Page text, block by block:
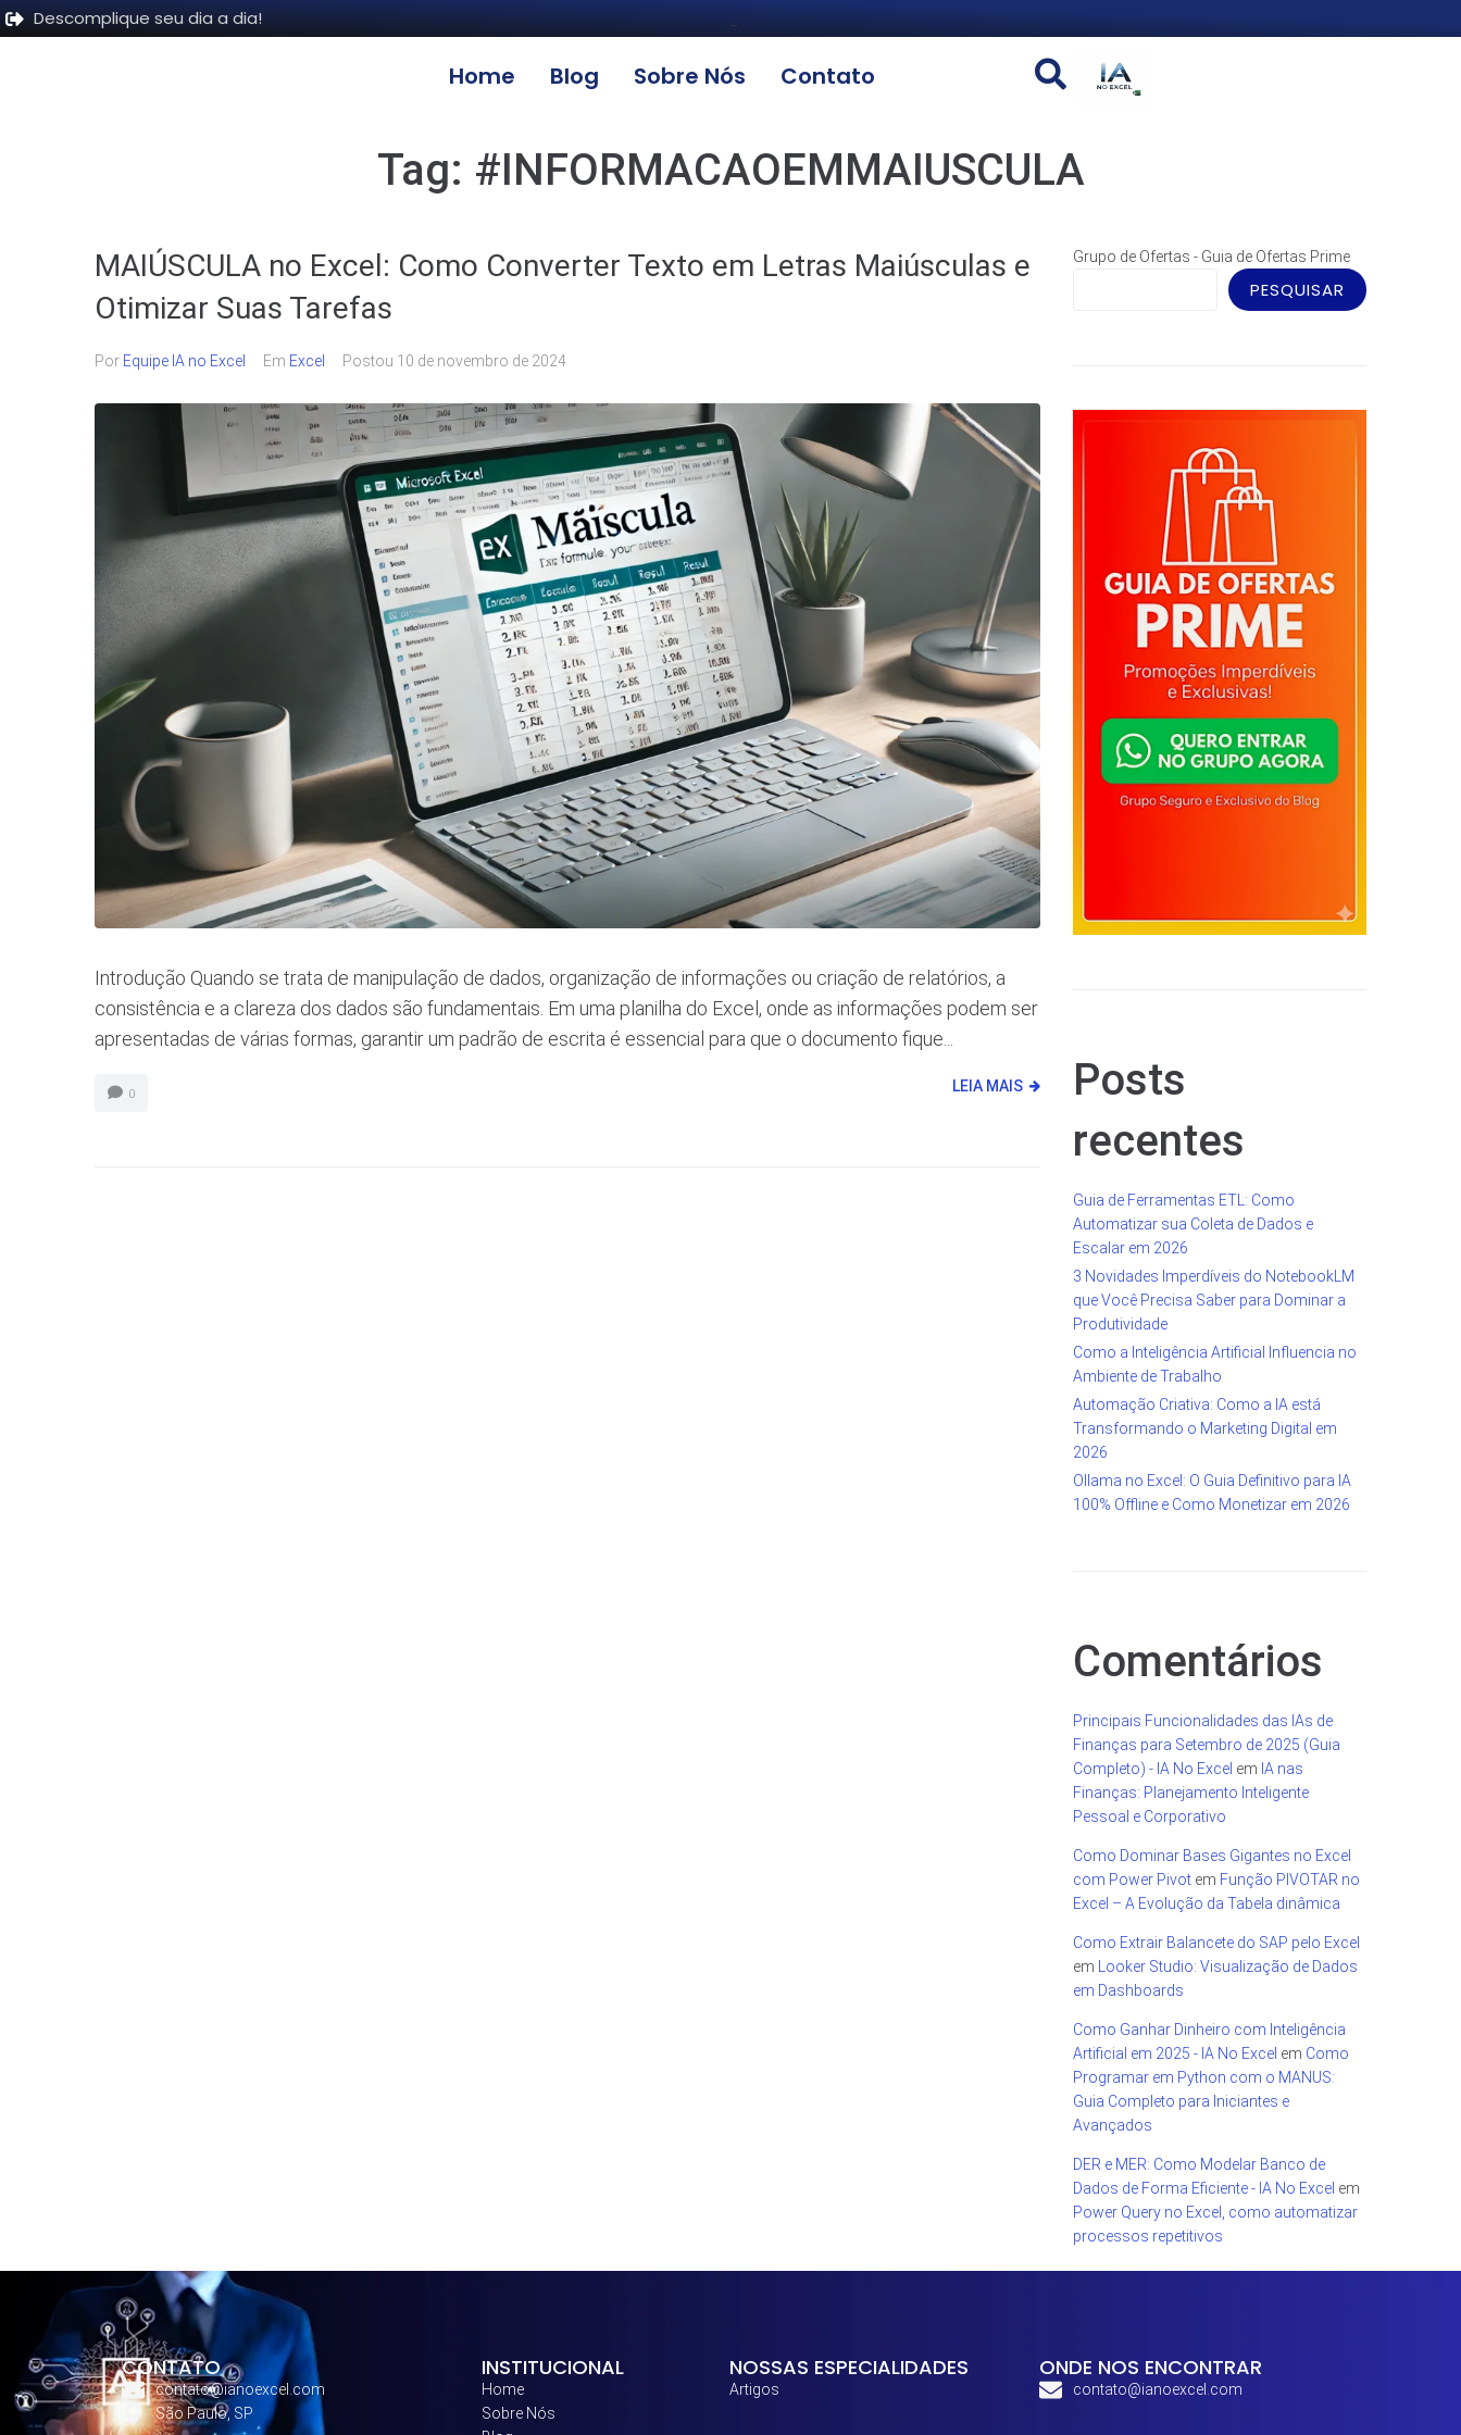
Descomplique seu dia a dia!
Home Blog Sobre Nós Contato
Tag: #INFORMACAOEMMAIUSCULA
MAIÚSCULA no Excel: Como Converter Texto em Letras Maiúsculas e
Otimizar Suas Tarefas
Por Equipe IA no Excel Em Excel Postou 10 de novembro de 2024
Introdução Quando se trata de manipulação de dados, organização de informações ou criação de relatórios, a
consistência e a clareza dos dados são fundamentais. Em uma planilha do Excel, onde as informações podem ser
apresentadas de várias formas, garantir um padrão de escrita é essencial para que o documento fique...
0 LEIA MAIS
Grupo de Ofertas - Guia de Ofertas Prime
PESQUISAR
Posts
recentes
Guia de Ferramentas ETL: Como
Automatizar sua Coleta de Dados e
Escalar em 2026
3 Novidades Imperdíveis do NotebookLM
que Você Precisa Saber para Dominar a
Produtividade
Como a Inteligência Artificial Influencia no
Ambiente de Trabalho
Automação Criativa: Como a IA está
Transformando o Marketing Digital em
2026
Ollama no Excel: O Guia Definitivo para IA
100% Offline e Como Monetizar em 2026
Comentários
Principais Funcionalidades das IAs de
Finanças para Setembro de 2025 (Guia
Completo) - IA No Excel em IA nas
Finanças: Planejamento Inteligente
Pessoal e Corporativo
Como Dominar Bases Gigantes no Excel
com Power Pivot em Função PIVOTAR no
Excel – A Evolução da Tabela dinâmica
Como Extrair Balancete do SAP pelo Excel
em Looker Studio: Visualização de Dados
em Dashboards
Como Ganhar Dinheiro com Inteligência
Artificial em 2025 - IA No Excel em Como
Programar em Python com o MANUS:
Guia Completo para Iniciantes e
Avançados
DER e MER: Como Modelar Banco de
Dados de Forma Eficiente - IA No Excel em
Power Query no Excel, como automatizar
processos repetitivos
CONTATO
contato@ianoexcel.com
São Paulo, SP
INSTITUCIONAL
Home
Sobre Nós
NOSSAS ESPECIALIDADES
Artigos
ONDE NOS ENCONTRAR
contato@ianoexcel.com